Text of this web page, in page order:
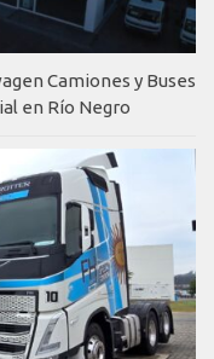
Camiones y Buses
en Río Negro